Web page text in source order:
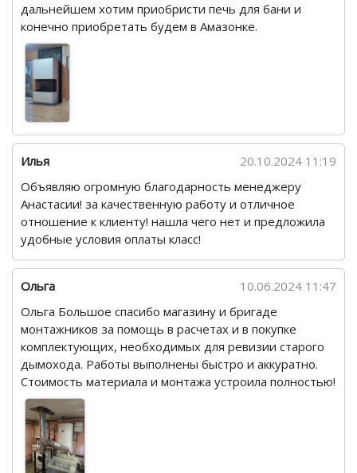
дальнейшем хотим приобристи печь для бани и
конечно приобретать будем в Амазонке.
Илья
20.10.2024 11:19
Объявляю огромную благодарность менеджеру
Анастасии! за качественную работу и отличное
отношение к клиенту! нашла чего нет и предложила
удобные условия оплаты класс!
Ольга
10.06.2024 11:47
Ольга Большое спасибо магазину и бригаде
монтажников за помощь в расчетах и в покупке
комплектующих, необходимых для ревизии старого
дымохода. Работы выполнены быстро и аккуратно.
Стоимость материала и монтажа устроила полностью!